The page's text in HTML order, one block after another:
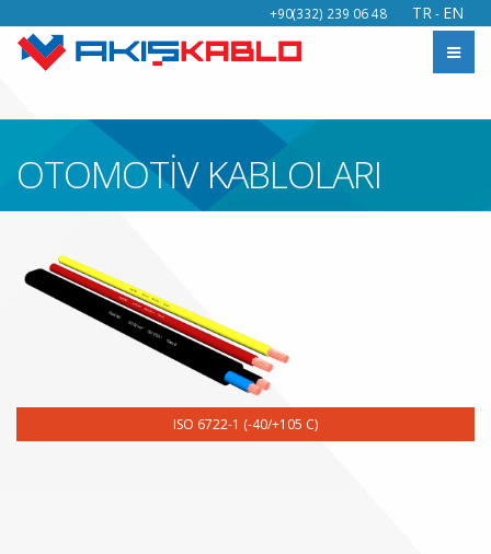
+90(332) 239 06 48 TR- EN
OTOMOTİV KABLOLARI
ISO 6722-1 (-40/+105 C)